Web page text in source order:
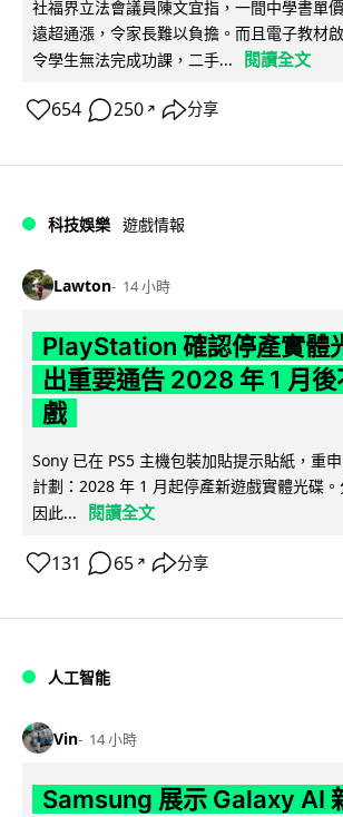
社福界立法會議員陳文宜指，一間中學書單
遠超通漲，令家長難以負擔。而且電子教材
令學生無法完成功課，二手...
閱讀全文
654 250 ↗ 分享
科技娛樂 遊戲情報
Lawton 14 小時
PlayStation 確認停產實體
出重要通告 2028 年 1 月
戲
Sony 已在 PS5 主機包裝加貼提示貼紙，重
計劃：2028 年 1 月起停產新遊戲實體光碟
因此...
閱讀全文
131 65 ↗ 分享
人工智能
Vin 14 小時
Samsung 展示 Galaxy AI